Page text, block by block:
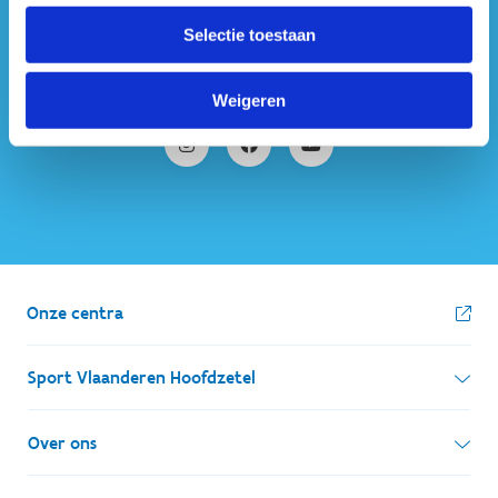
Selectie toestaan
Weigeren
#sportersbelevenmeer
ook op sociale media
Onze centra
Sport Vlaanderen Hoofdzetel
Simon Bolivarlaan 17
1000 Brussel
Over ons